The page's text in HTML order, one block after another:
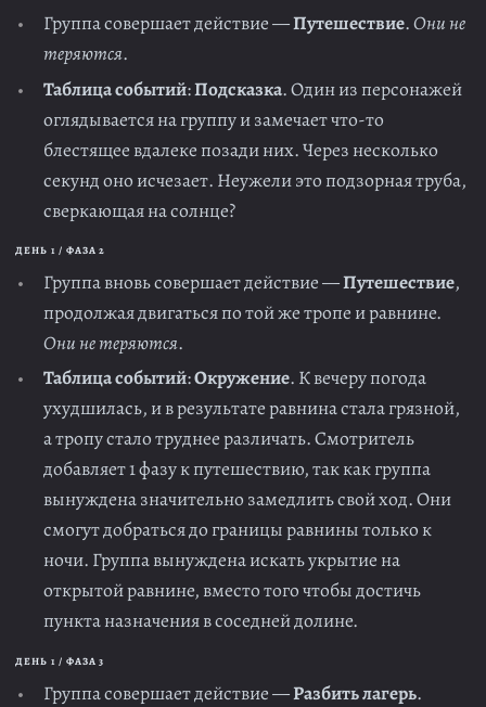
Группа совершает действие —Путешествие.Они не
теряются.
Таблица событий:Подсказка. Один из персонажей
оглядывается на группу и замечает что-то
блестящее вдалеке позади них. Через несколько
секунд оно исчезает. Неужели это подзорная труба,
сверкающая на солнце?
ДЕНЬ 1 / ФАЗА 2
Группа вновь совершает действие —Путешествие,
продолжая двигаться по той же тропе и равнине.
Они не теряются.
Таблица событий:Окружение. К вечеру погода
ухудшилась, и в результате равнина стала грязной,
а тропу стало труднее различать. Смотритель
добавляет 1 фазу к путешествию, так как группа
вынуждена значительно замедлить свой ход. Они
смогут добраться до границы равнины только к
ночи. Группа вынуждена искать укрытие на
открытой равнине, вместо того чтобы достичь
пункта назначения в соседней долине.
ДЕНЬ 1 / ФАЗА 3
Группа совершает действие —Разбить лагерь.